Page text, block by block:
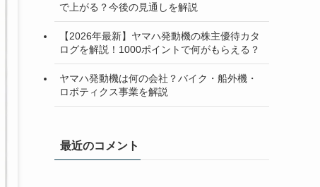
で上がる？今後の見通しを解説
【2026年最新】ヤマハ発動機の株主優待カタ
ログを解説！1000ポイントで何がもらえる？
ヤマハ発動機は何の会社？バイク・船外機・
ロボティクス事業を解説
最近のコメント